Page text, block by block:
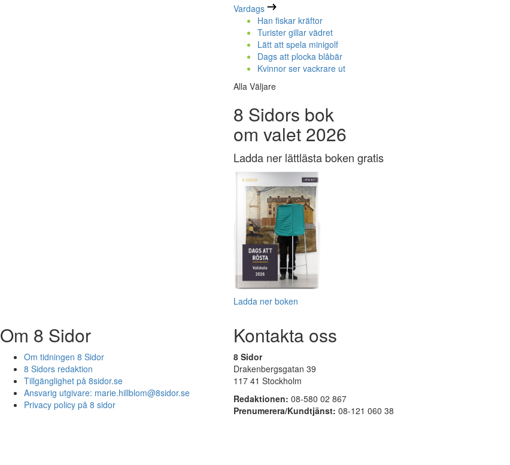
Vardags
Han fiskar kräftor
Turister gillar vädret
Lätt att spela minigolf
Dags att plocka blåbär
Kvinnor ser vackrare ut
Alla Väljare
8 Sidors bok
om valet 2026
Ladda ner lättlästa boken gratis
Ladda ner boken
Om 8 Sidor
Om tidningen 8 Sidor
8 Sidors redaktion
Tillgänglighet på 8sidor.se
Ansvarig utgivare: marie.hillblom@8sidor.se
Privacy policy på 8 sidor
Kontakta oss
8 Sidor
Drakenbergsgatan 39
117 41 Stockholm
Redaktionen: 08-580 02 867
Prenumerera/Kundtjänst: 08-121 060 38